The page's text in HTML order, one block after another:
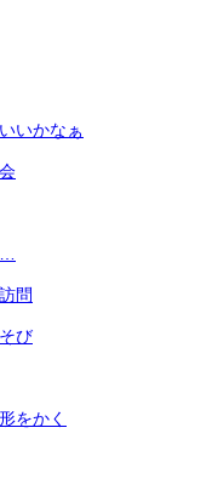
いかなぁ
問
び
をかく